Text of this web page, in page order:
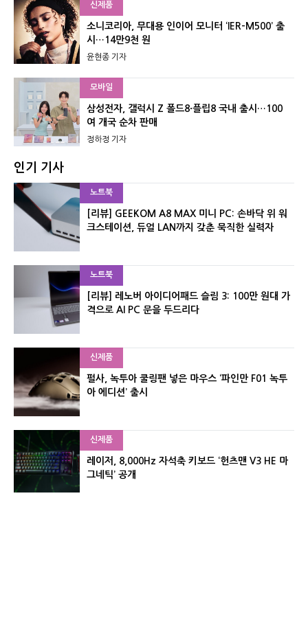
신제품
소니코리아, 무대용 인이어 모니터 ‘IER-M500’ 출
시…14만9천 원
윤현종 기자
모바일
삼성전자, 갤럭시 Z 폴드8·플립8 국내 출시…100
여 개국 순차 판매
정하정 기자
인기 기사
노트북
[리뷰] GEEKOM A8 MAX 미니 PC: 손바닥 위 워
크스테이션, 듀얼 LAN까지 갖춘 묵직한 실력자
노트북
[리뷰] 레노버 아이디어패드 슬림 3: 100만 원대 가
격으로 AI PC 문을 두드리다
신제품
펄사, 녹투아 쿨링팬 넣은 마우스 ‘파인만 F01 녹투
아 에디션’ 출시
신제품
레이저, 8,000Hz 자석축 키보드 ‘헌츠맨 V3 HE 마
그네틱’ 공개